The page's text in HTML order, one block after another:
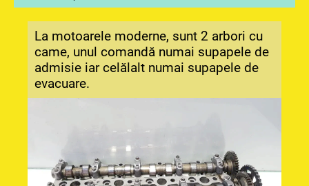
La motoarele moderne, sunt 2 arbori cu
came, unul comandă numai supapele de
admisie iar celălalt numai supapele de
evacuare.